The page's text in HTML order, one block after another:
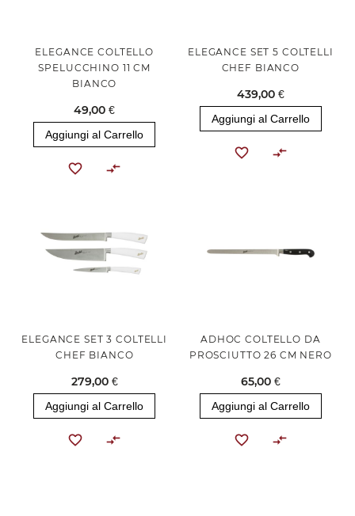
ELEGANCE COLTELLO
SPELUCCHINO 11 CM
BIANCO
49,00 €
Aggiungi al Carrello
ELEGANCE SET 5 COLTELLI
CHEF BIANCO
439,00 €
Aggiungi al Carrello
ELEGANCE SET 3 COLTELLI
CHEF BIANCO
279,00 €
Aggiungi al Carrello
ADHOC COLTELLO DA
PROSCIUTTO 26 CM NERO
65,00 €
Aggiungi al Carrello